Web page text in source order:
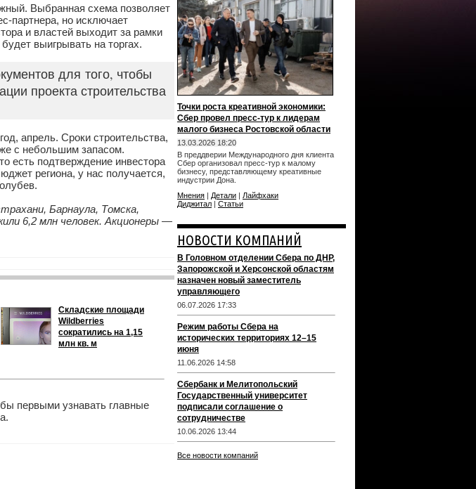
Выбранная схема позволяет
партнера, но исключает
и властей выходит за рамки
выигрывать на торгах.
для того, чтобы
проекта строительства
апрель. Сроки строительства,
с небольшим запасом.
есть подтверждение инвестора
региона, у нас получается,
Барнаула, Томска,
6,2 млн человек. Акционеры —
Складские площади
Wildberries
сократились на 1,15
млн кв. м
первыми узнавать главные
Точки роста креативной экономики:
Сбер провел пресс-тур к лидерам
малого бизнеса Ростовской области
13.03.2026 18:20
В преддверии Международного дня клиента
Сбер организовал пресс-тур к малому
бизнесу, представляющему креативные
индустрии Дона.
Мнения | Детали | Лайфхаки
Диджитал | Статьи
НОВОСТИ КОМПАНИЙ
В Головном отделении Сбера по ДНР,
Запорожской и Херсонской областям
назначен новый заместитель
управляющего
06.07.2026 17:33
Режим работы Сбера на
исторических территориях 12–15
июня
11.06.2026 14:58
Сбербанк и Мелитопольский
Государственный университет
подписали соглашение о
сотрудничестве
10.06.2026 13:44
Все новости компаний